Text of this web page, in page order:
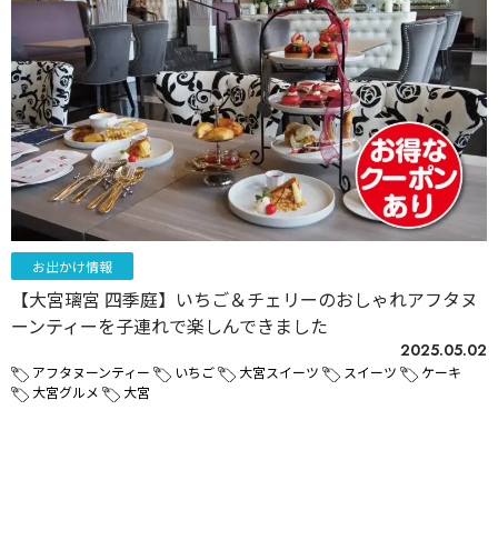
お出かけ情報
【大宮璃宮 四季庭】いちご＆チェリーのおしゃれアフタヌ
ーンティーを子連れで楽しんできました
2025.05.02
アフタヌーンティー いちご 大宮スイーツ スイーツ
ケーキ
大宮グルメ
大宮